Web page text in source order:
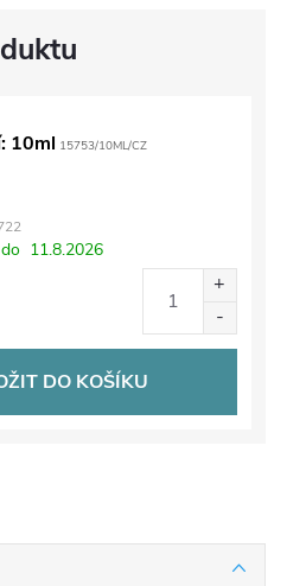
10ml 15753/10ML/CZ
11.8.2026
DO KOŠÍKU